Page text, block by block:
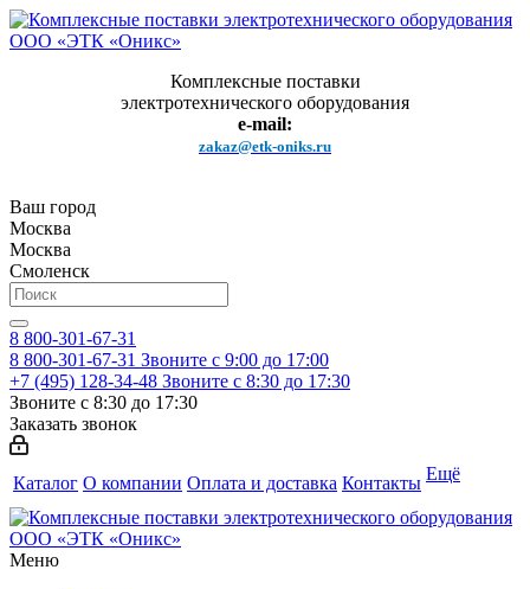
Комплексные поставки
электротехнического оборудования
e-mail:
zakaz@etk-oniks.ru
Ваш город
Москва
Москва
Смоленск
8 800-301-67-31
8 800-301-67-31 Звоните с 9:00 до 17:00
+7 (495) 128-34-48 Звоните с 8:30 до 17:30
Звоните с 8:30 до 17:30
Заказать звонок
Каталог О компании Оплата и доставка Контакты Ещё
Меню